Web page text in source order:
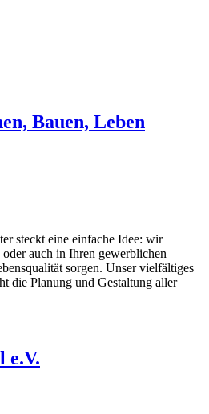
Bauen, Leben
steckt eine einfache Idee: wir
auch in Ihren gewerblichen
sorgen. Unser vielfältiges
die Planung und Gestaltung aller
e.V.